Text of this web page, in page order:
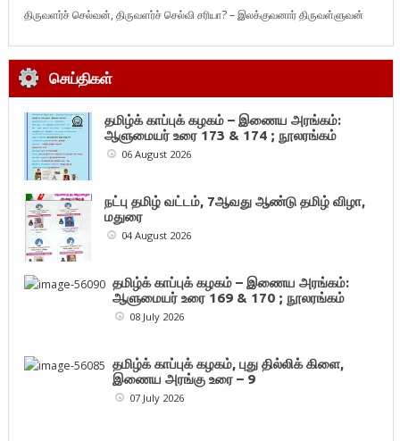
திருவளர்ச் செல்வன், திருவளர்ச் செல்வி சரியா? – இலக்குவனார் திருவள்ளுவன்
செய்திகள்
தமிழ்க் காப்புக் கழகம் – இணைய அரங்கம்:
ஆளுமையர் உரை 173 & 174 ; நூலரங்கம்
06 August 2026
நட்பு தமிழ் வட்டம், 7ஆவது ஆண்டு தமிழ் விழா,
மதுரை
04 August 2026
தமிழ்க் காப்புக் கழகம் – இணைய அரங்கம்:
ஆளுமையர் உரை 169 & 170 ; நூலரங்கம்
08 July 2026
தமிழ்க் காப்புக் கழகம், புது தில்லிக் கிளை,
இணைய அரங்கு உரை – 9
07 July 2026